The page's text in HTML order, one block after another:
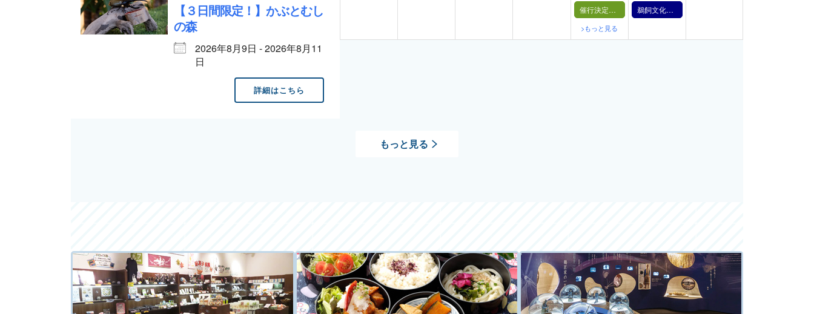
【３日間限定！】かぶとむし
の森
2026年8月9日 - 2026年8月11
日
詳細はこちら
催行決定！追加募集中【6月28日（金）】うかいバックヤードツアーと水上座敷
>もっと見る
鵜飼文化の紹介【6月29日】（2024年）
もっと見る